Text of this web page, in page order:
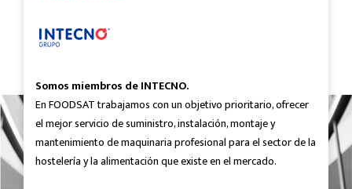
Somos miembros de INTECNO.
En FOODSAT trabajamos con un objetivo prioritario, ofrecer
el mejor servicio de suministro, instalación, montaje y
mantenimiento de maquinaria profesional para el sector de la
hostelería y la alimentación que existe en el mercado.